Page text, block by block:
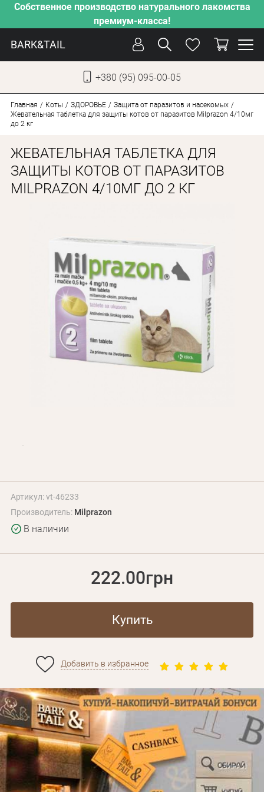
Собственное производство натурального лакомства
премиум-класса!
BARK&TAIL
+380 (95) 095-00-05
ЗАБОТА
ОТ ЖАРЫ
НАШЕ ПРОИЗВОДСТВО
Оплата и доставка
Программа лояльности
О Нас
Оптовым клиентам
Контакты
Главная Коты ЗДОРОВЬЕ
Защита от паразитов и насекомых
Жевательная таблетка для защиты котов от паразитов Milprazon 4/10мг
до 2 кг
ЖЕВАТЕЛЬНАЯ ТАБЛЕТКА ДЛЯ
ЗАЩИТЫ КОТОВ ОТ ПАРАЗИТОВ
MILPRAZON 4/10МГ ДО 2 КГ
Артикул: vt-46233
Производитель: Milprazon
В наличии
222.00грн
Купить
Добавить в избранное